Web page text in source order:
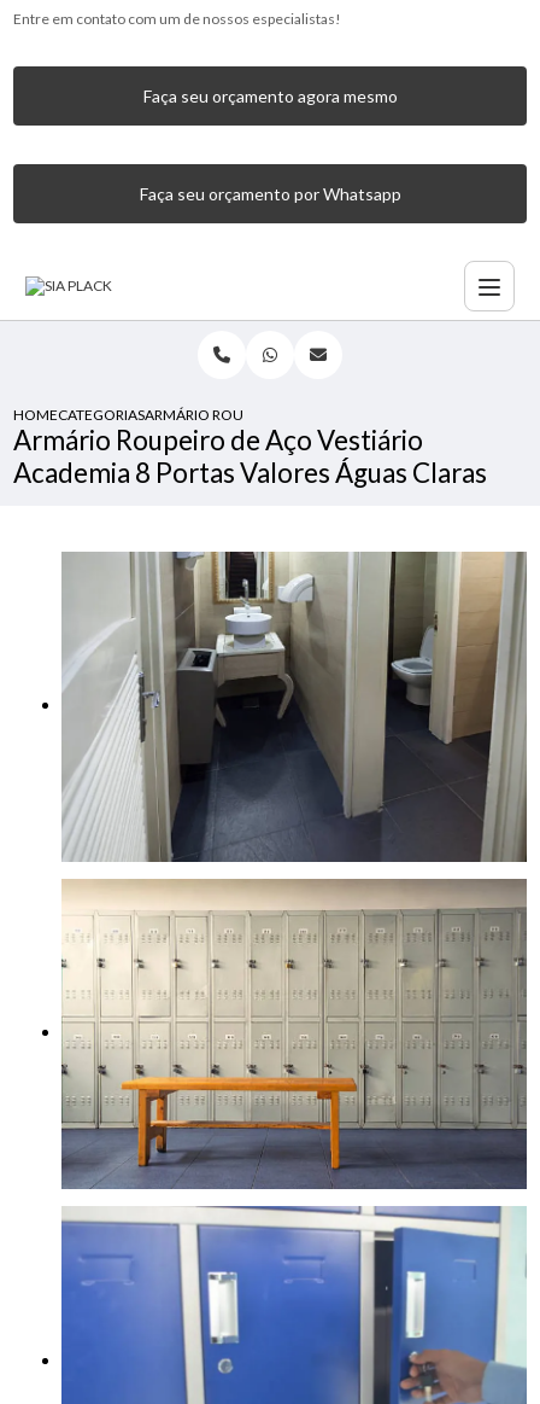
Entre em contato com um de nossos especialistas!
Faça seu orçamento agora mesmo
Faça seu orçamento por Whatsapp
HOMECATEGORIASARMÁRIO ROUPEIRO DE AÇO VESTIÁRIO ACADEMIA 8
Armário Roupeiro de Aço Vestiário
Academia 8 Portas Valores Águas Claras